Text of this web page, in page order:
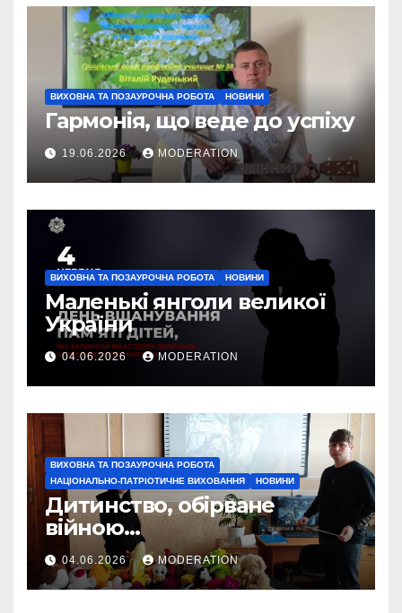
ВИХОВНА ТА ПОЗАУРОЧНА РОБОТА НОВИНИ
Гармонія, що веде до успіху
19.06.2026 MODERATION
ВИХОВНА ТА ПОЗАУРОЧНА РОБОТА НОВИНИ
Маленькі янголи великої
України
04.06.2026 MODERATION
ВИХОВНА ТА ПОЗАУРОЧНА РОБОТА
НАЦІОНАЛЬНО-ПАТРІОТИЧНЕ ВИХОВАННЯ
НОВИНИ
Дитинство, обірване
війною…
04.06.2026 MODERATION